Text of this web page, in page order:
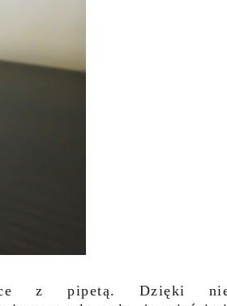
z pipetą. Dzięki